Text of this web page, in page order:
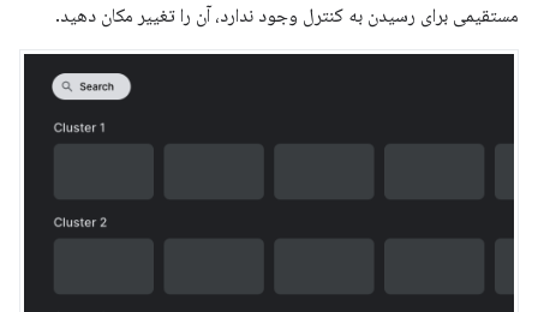
مستقیمی برای رسیدن به کنترل وجود ندارد، آن را تغییر مکان دهید.